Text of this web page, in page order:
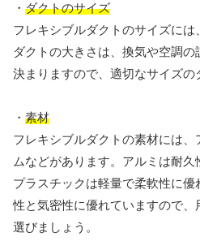
・ ダクトのサイズ
フレキシブルダクトのサイズには
ダクトの大きさは、換気や空調
決まりますので、適切なサイズの
・ 素材
フレキシブルダクトの素材には
ムなどがあります。アルミは耐久
プラスチックは軽量で柔軟性に
性と気密性に優れていますので
選びましょう。